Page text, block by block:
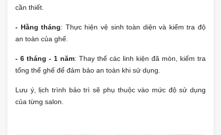
cần thiết.
- Hằng tháng: Thực hiện vệ sinh toàn diện và kiểm tra độ
an toàn của ghế.
- 6 tháng - 1 năm: Thay thế các linh kiện đã mòn, kiểm tra
tổng thể ghế để đảm bảo an toàn khi sử dụng.
Lưu ý, lịch trình bảo trì sẽ phụ thuộc vào mức độ sử dụng
của từng salon.